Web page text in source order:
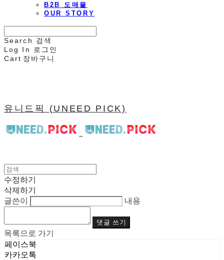
B2B 도매몰
OUR STORY
Search
검색
Log In
로그인
Cart 장바구니
유니드픽 (UNEED PICK)
수정하기
삭제하기
글쓴이
내용
댓글 쓰기
목록으로 가기
페이스북
카카오톡